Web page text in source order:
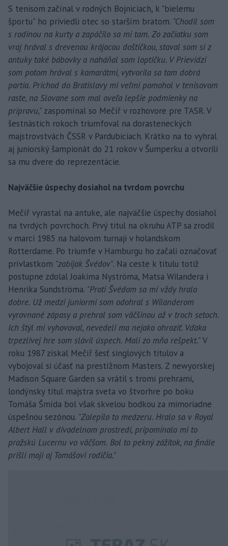
S tenisom začínal v rodných Bojniciach, k "bielemu
športu" ho priviedli otec so starším bratom. "Chodil som
s rodinou na kurty a zapáčilo sa mi tam. Zo začiatku som
vraj hrával s drevenou krájacou doštičkou, staval som si z
antuky také bábovky a naháňal som loptičku. V Prievidzi
som potom hrával s kamarátmi, vytvorila sa tam dobrá
partia. Príchod do Bratislavy mi veľmi pomohol v tenisovom
raste, na Slovane som mal oveľa lepšie podmienky na
prípravu," zaspomínal so Mečíř v rozhovore pre TASR. V
šestnástich rokoch triumfoval na dorasteneckých
majstrovstvách ČSSR v Pardubiciach. Krátko na to vyhral
aj juniorský šampionát do 21 rokov v Šumperku a otvorili
sa mu dvere do reprezentácie.
Najväčšie úspechy dosiahol na tvrdom povrchu
Mečíř vyrastal na antuke, ale najväčšie úspechy dosiahol
na tvrdých povrchoch. Prvý titul na okruhu ATP sa zrodil
v marci 1985 na halovom turnaji v holandskom
Rotterdame. Po triumfe v Hamburgu ho začali označovať
prívlastkom "zabijak Švédov". Na ceste k titulu totiž
postupne zdolal Joakima Nyströma, Matsa Wilandera i
Henrika Sundströma. "Proti Švédom sa mi vždy hralo
dobre. Už medzi juniormi som odohral s Wilanderom
vyrovnané zápasy a prehral som väčšinou až v troch setoch.
Ich štýl mi vyhovoval, nevedeli ma nejako ohroziť. Vďaka
trpezlivej hre som slávil úspech. Mali zo mňa rešpekt."V
roku 1987 získal Mečíř šesť singlových titulov a
vybojoval si účasť na prestížnom Masters. Z newyorskej
Madison Square Garden sa vrátil s tromi prehrami,
londýnsky titul majstra sveta vo štvorhre po boku
Tomáša Šmída bol však skvelou bodkou za mimoriadne
úspešnou sezónou. "Zalepilo to medzeru. Hralo sa v Royal
Albert Hall v divadelnom prostredí, pripomínalo mi to
pražskú Lucernu vo väčšom. Bol to pekný zážitok, na finále
prišli moji aj Tomášovi rodičia."